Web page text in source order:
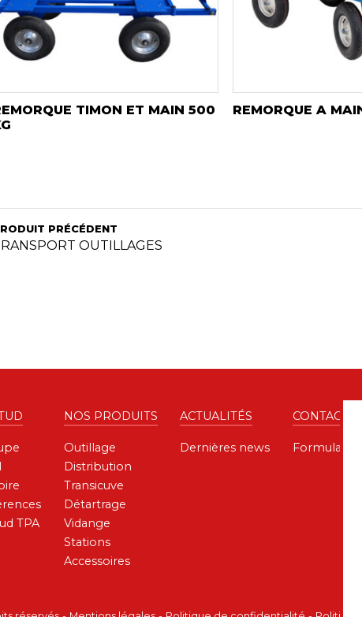
TIMON ET MAIN 500
REMORQUE A
PRÉCÉDENT
OUTILLAGES
TPA
NOS PRODUITS
Outillage
Distribution
Transicuve
Détartrage
Vidange
Stations
Accessoires
ACTUALITÉS
Dernières news
CONTACT
Formulaire